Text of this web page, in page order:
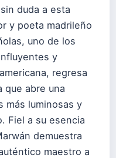
duda a esta
y poeta madrileño
uno de los
y
regresa
que abre una
más luminosas y
Fiel a su esencia
demuestra
maestro a